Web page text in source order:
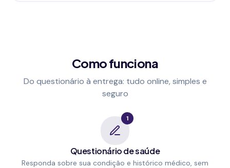
Como funciona
Do questionário à entrega: tudo online, simples e
seguro
1
Questionário de saúde
Responda sobre sua condição e histórico médico, sem